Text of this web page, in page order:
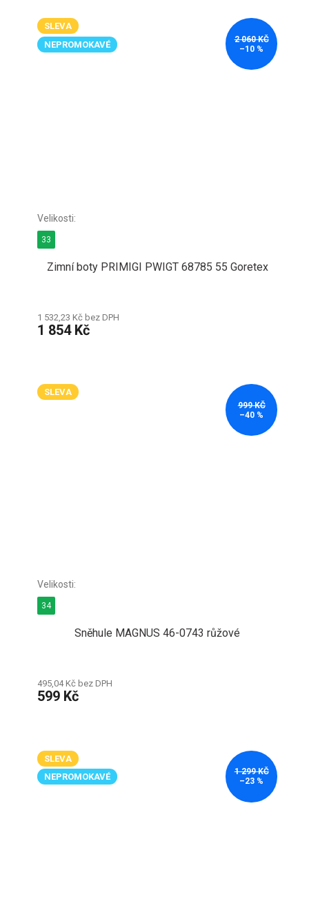
SLEVA
NEPROMOKAVÉ
2 060 KČ
–10 %
Zimní boty PRIMIGI PWIGT 68785 55 Goretex
1 532,23 Kč bez DPH
1 854 Kč
33
SLEVA
999 KČ
–40 %
Sněhule MAGNUS 46-0743 růžové
495,04 Kč bez DPH
599 Kč
34
SLEVA
NEPROMOKAVÉ
1 299 KČ
–23 %